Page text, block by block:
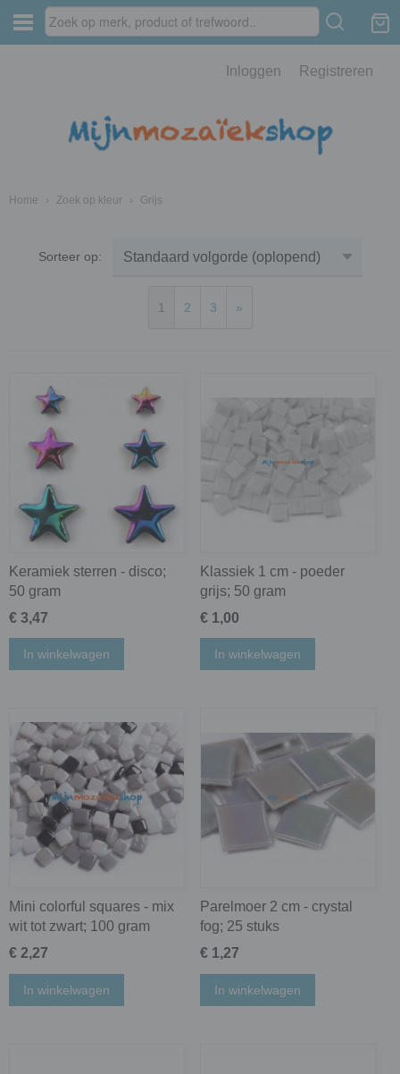
Inloggen Registreren
Home › Zoek op kleur › Grijs
Sorteer op:
1 2 3 »
Keramiek sterren - disco;
50 gram
€ 3,47
In winkelwagen
Klassiek 1 cm - poeder
grijs; 50 gram
€ 1,00
In winkelwagen
Mini colorful squares - mix
wit tot zwart; 100 gram
€ 2,27
In winkelwagen
Parelmoer 2 cm - crystal
fog; 25 stuks
€ 1,27
In winkelwagen